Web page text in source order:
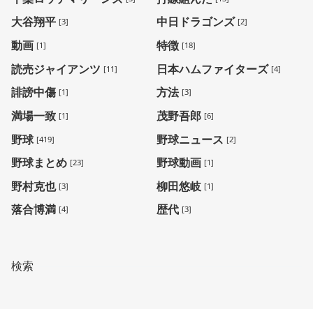
大谷翔平 [3] 中日ドラゴンズ [2]
動画 [1] 特徴 [18]
読売ジャイアンツ [11] 日本ハムファイターズ [4]
誹謗中傷 [1] 方法 [3]
満場一致 [1] 茂野吾郎 [6]
野球 [419] 野球ニュース [2]
野球まとめ [23] 野球動画 [1]
野村克也 [3] 柳田悠岐 [1]
落合博満 [4] 歴代 [3]
検索